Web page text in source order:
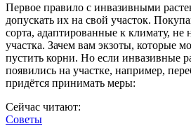
Первое правило с инвазивными
допускать их на свой участок.
сорта, адаптированные к климату,
участка. Зачем вам экзоты, которые
пустить корни. Но если инвазивные
появились на участке, например,
придётся принимать меры:
Сейчас читают:
Советы